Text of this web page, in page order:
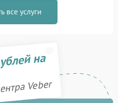
все услуги
на
Veber